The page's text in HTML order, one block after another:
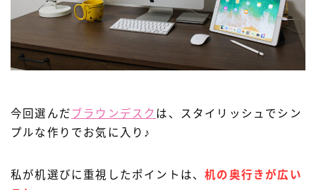
今回選んだ ブラウンデスク は、スタイリッシュでシン
プルな作りでお気に入り♪
私が机選びに重視したポイントは、机の奥行きが広い